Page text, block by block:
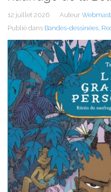
12 juillet 2026 Auteur
Publié dans Bandes-dessinées